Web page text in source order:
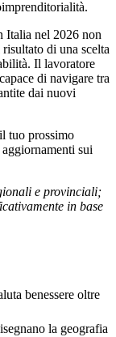
Italia nel 2026 non
di una scelta
Il lavoratore
di navigare tra
dai nuovi
tuo prossimo
sui
e provinciali;
in base
benessere oltre
la geografia